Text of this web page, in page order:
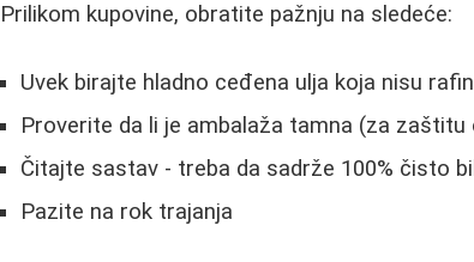
Prilikom kupovine, obratite pažnju na sledeće:
Uvek birajte hladno ceđena ulja koja nisu
Proverite da li je ambalaža tamna (za zaštitu
Čitajte sastav - treba da sadrže 100% čisto
Pazite na rok trajanja